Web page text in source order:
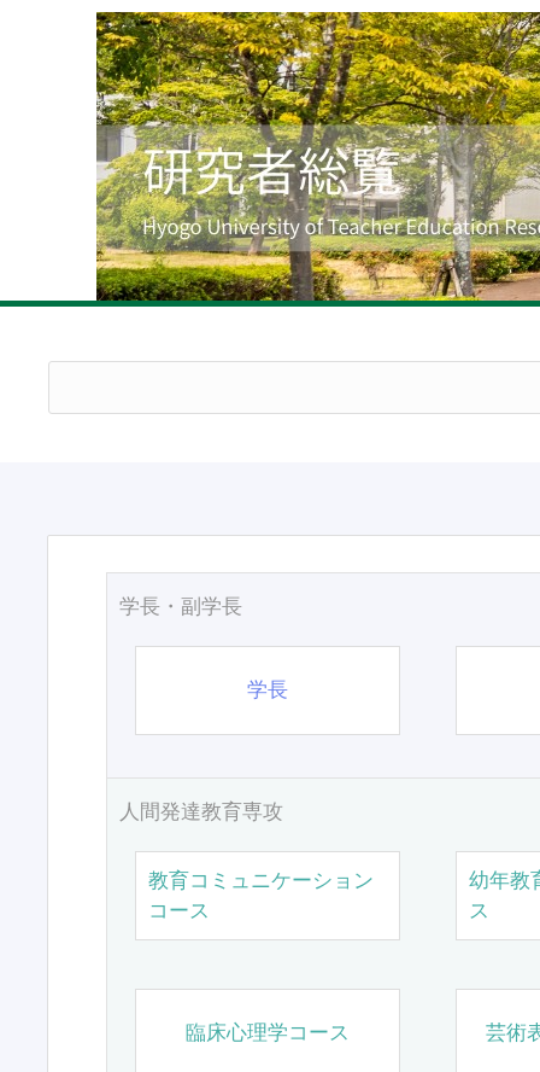
学長・副学長
学長
人間発達教育専攻
教育コミュニケーション
コース
幼年教
ス
臨床心理学コース 芸術